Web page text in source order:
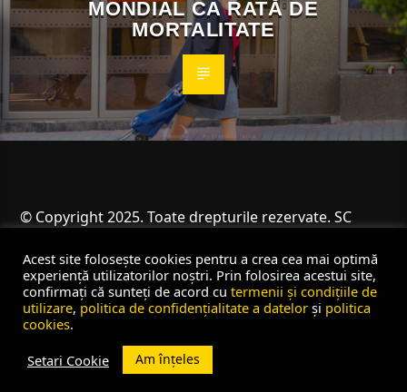
MONDIAL CA RATĂ DE
MORTALITATE
© Copyright 2025. Toate drepturile rezervate. SC
Acest site folosește cookies pentru a crea cea mai optimă
experiență utilizatorilor noștri. Prin folosirea acestui site,
confirmați că sunteți de acord cu termenii și condițiile de
utilizare, politica de confidențialitate a datelor și politica
cookies.
Setari Cookie
Am înțeles